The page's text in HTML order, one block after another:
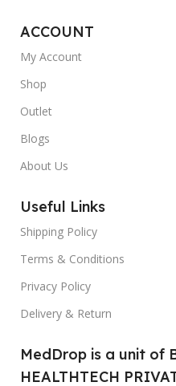
ACCOUNT
My Account
Shop
Outlet
Blogs
About Us
Useful Links
Shipping Policy
Terms & Conditions
Privacy Policy
Delivery & Return
MedDrop is a unit of
HEALTHTECH